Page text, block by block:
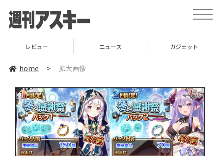
toggle
レビュー ニュース ガジェット
home > 拡大画像